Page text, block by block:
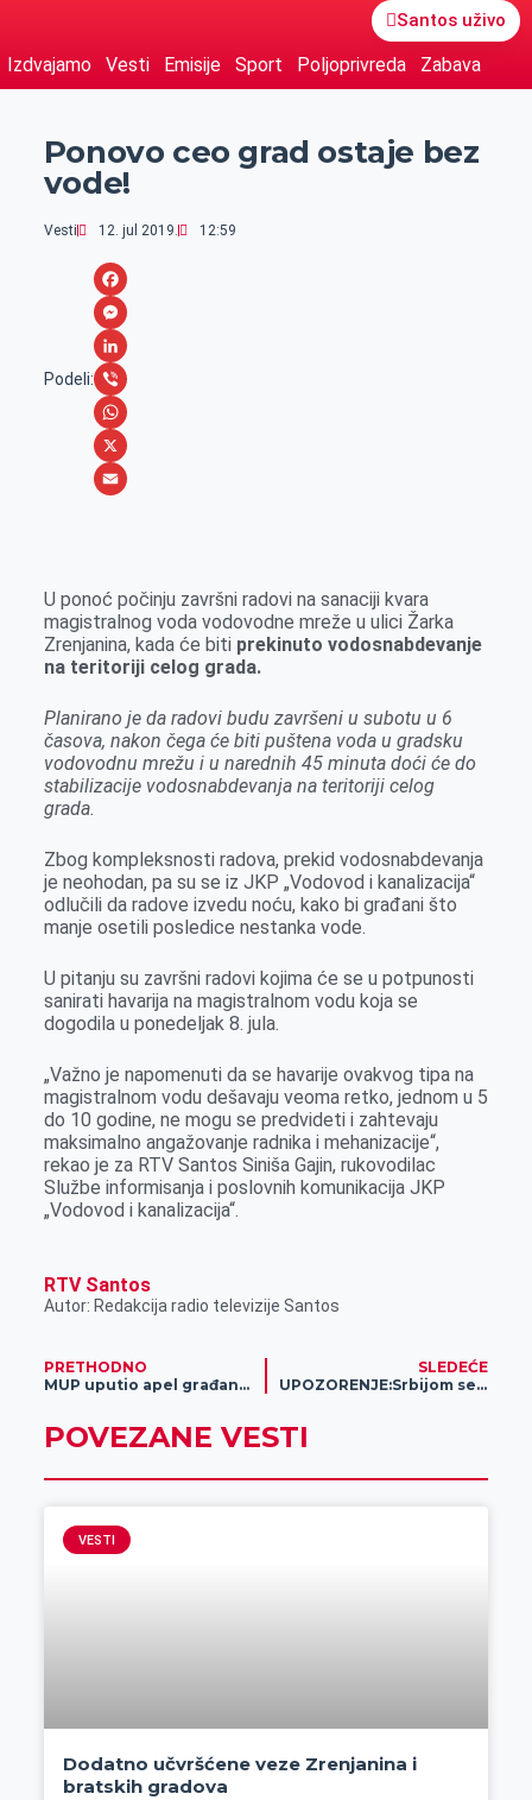
Santos uživo
Izdvajamo Vesti Emisije Sport Poljoprivreda Zabava
Ponovo ceo grad ostaje bez
vode!
Vesti 12. jul 2019. 12:59
Podeli:
F
a
c
e
b
o
M
e
s
s
e
r
L
i
n
k
n
V
i
b
W
h
A
p
p
X
i
l
U ponoć počinju završni radovi na sanaciji kvara
magistralnog voda vodovodne mreže u ulici Žarka
Zrenjanina, kada će bitiprekinuto vodosnabdevanje
na teritoriji celog grada.
Planirano je da radovi budu završeni u subotu u 6
časova, nakon čega će biti puštena voda u gradsku
vodovodnu mrežu i u narednih 45 minuta doći će do
stabilizacije vodosnabdevanja na teritoriji celog
grada.
Zbog kompleksnosti radova, prekid vodosnabdevanja
je neohodan, pa su se iz JKP „Vodovod i kanalizacija“
odlučili da radove izvedu noću, kako bi građani što
manje osetili posledice nestanka vode.
U pitanju su završni radovi kojima će se u potpunosti
sanirati havarija na magistralnom vodu koja se
dogodila u ponedeljak 8. jula.
„Važno je napomenuti da se havarije ovakvog tipa na
magistralnom vodu dešavaju veoma retko, jednom u 5
do 10 godine, ne mogu se predvideti i zahtevaju
maksimalno angažovanje radnika i mehanizacije“,
rekao je za RTV Santos Siniša Gajin, rukovodilac
Službe informisanja i poslovnih komunikacija JKP
„Vodovod i kanalizacija“.
RTV Santos
Autor: Redakcija radio televizije Santos
PRETHODNO
MUP uputio apel građanima Srbije
SLEDEĆE
UPOZORENJE:Srbijom se širi Facebook LAŽNA nagradna igra
POVEZANE VESTI
VESTI
Dodatno učvršćene veze Zrenjanina i
bratskih gradova